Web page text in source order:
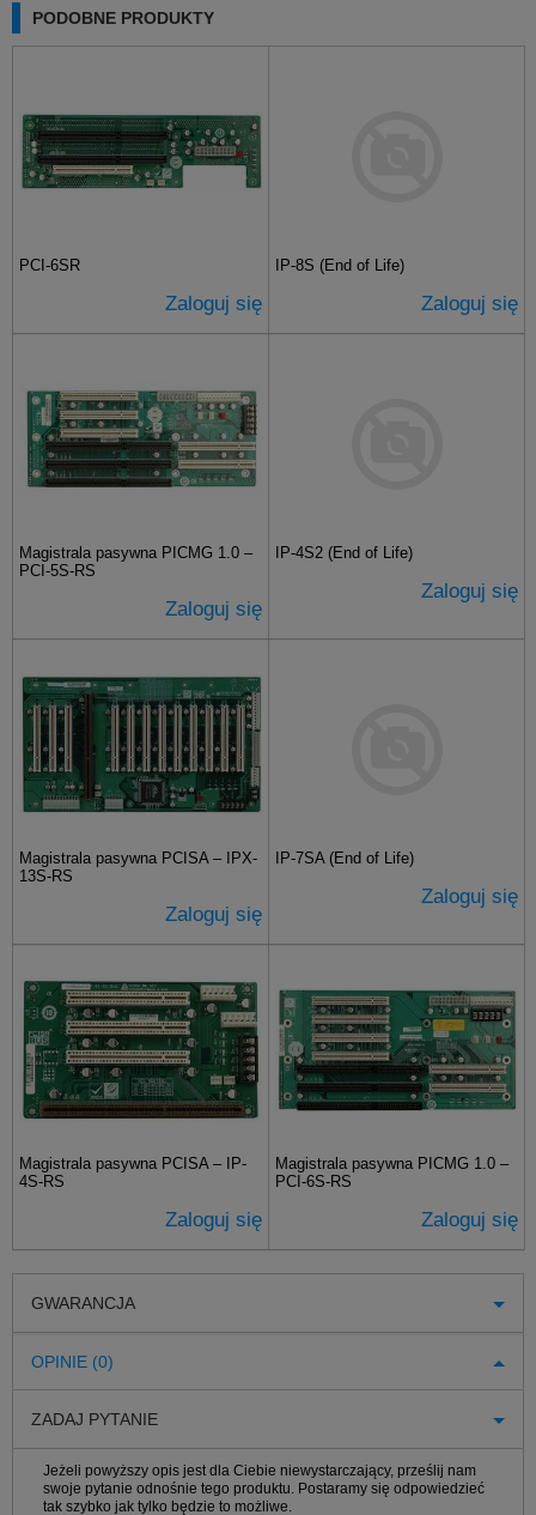
PODOBNE PRODUKTY
PCI-6SR
Zaloguj się
IP-8S (End of Life)
Zaloguj się
Magistrala pasywna PICMG 1.0 –
PCI-5S-RS
Zaloguj się
IP-4S2 (End of Life)
Zaloguj się
Magistrala pasywna PCISA – IPX-
13S-RS
Zaloguj się
IP-7SA (End of Life)
Zaloguj się
Magistrala pasywna PCISA – IP-
4S-RS
Zaloguj się
Magistrala pasywna PICMG 1.0 –
PCI-6S-RS
Zaloguj się
GWARANCJA
OPINIE (0)
ZADAJ PYTANIE
Jeżeli powyższy opis jest dla Ciebie niewystarczający, prześlij nam
swoje pytanie odnośnie tego produktu. Postaramy się odpowiedzieć
tak szybko jak tylko będzie to możliwe.